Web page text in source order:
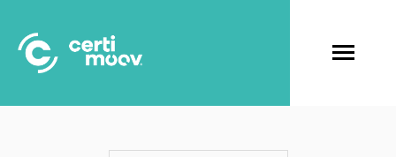
contenu
principal